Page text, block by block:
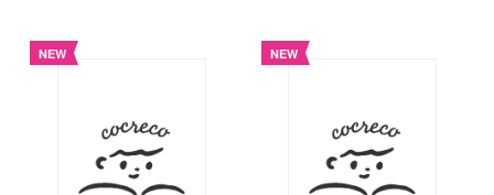
NEW NEW